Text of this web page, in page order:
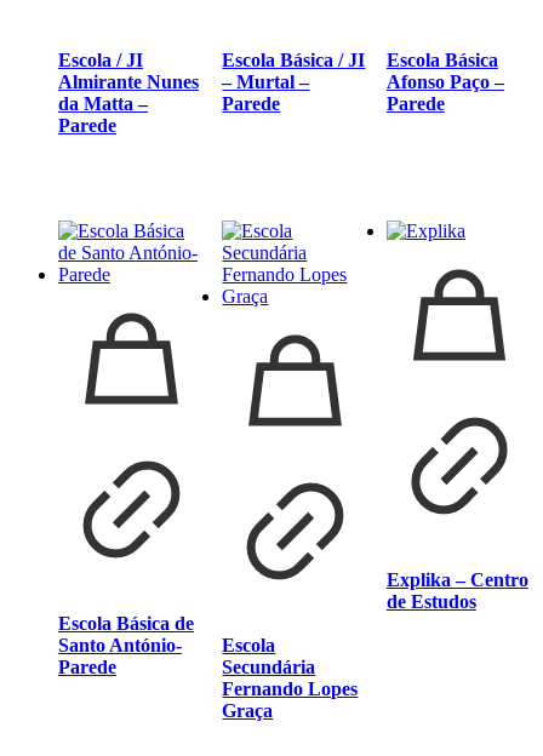
Escola / JI
Almirante Nunes
da Matta –
Parede
Escola Básica / JI
– Murtal –
Parede
Escola Básica
Afonso Paço –
Parede
Escola Básica de
Santo António-
Parede
Escola
Secundária
Fernando Lopes
Graça
Explika – Centro
de Estudos